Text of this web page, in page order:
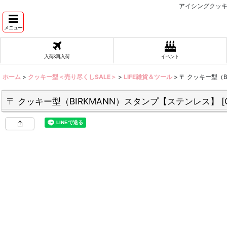
アイシングクッ
メニュー
入荷&再入荷 イベント
ホーム > クッキー型＜売り尽くしSALE＞ > LIFE雑貨＆ツール > 〒 クッキー型（
〒 クッキー型（BIRKMANN）スタンプ【ステンレス】 [